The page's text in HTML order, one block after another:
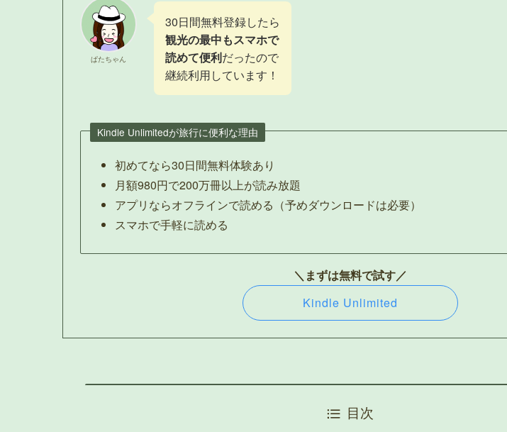
ぱたちゃん
30日間無料登録したら
観光の最中もスマホで
読めて便利だったので
継続利用しています！
Kindle Unlimitedが旅行に便利な理由
初めてなら30日間無料体験あり
月額980円で200万冊以上が読み放題
アプリならオフラインで読める（予めダウンロードは必要）
スマホで手軽に読める
＼まずは無料で試す／
Kindle Unlimited
目次